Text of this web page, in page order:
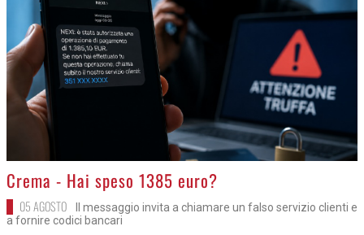
>
Crema - Hai speso 1385 euro?
05 AGOSTO
Il messaggio invita a chiamare un falso servizio clienti e
a fornire codici bancari